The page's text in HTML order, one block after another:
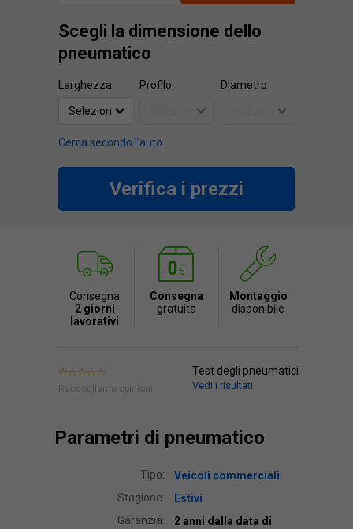
Scegli la dimensione dello
pneumatico
Larghezza Profilo Diametro
Cerca secondo l'auto
Verifica i prezzi
Consegna
2 giorni
lavorativi
Consegna
gratuita
Montaggio
disponibile
Raccogliamo opinioni.
Test degli pneumatici
Vedi i risultati
Parametri di pneumatico
Tipo:
Veicoli commerciali
Stagione:
Estivi
Garanzia:
2 anni dalla data di